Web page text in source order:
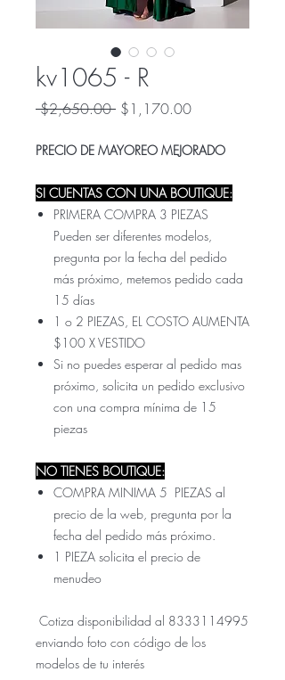
kv1065 - R
$2,650.00 Precio
$1,170.00Precio
oferta
PRECIO DE MAYOREO MEJORADO
SI CUENTAS CON UNA BOUTIQUE:
PRIMERA COMPRA 3 PIEZAS
Pueden ser diferentes modelos,
pregunta por la fecha del pedido
más próximo, metemos pedido cada
15 días
1 o 2 PIEZAS, EL COSTO AUMENTA
$100 X VESTIDO
Si no puedes esperar al pedido mas
próximo, solicita un pedido exclusivo
con una compra mínima de 15
piezas
NO TIENES BOUTIQUE:
COMPRA MINIMA 5 PIEZAS al
precio de la web, pregunta por la
fecha del pedido más próximo.
1 PIEZA solicita el precio de
menudeo
Cotiza disponibilidad al 8333114995
enviando foto con código de los
modelos de tu interés